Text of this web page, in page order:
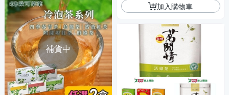
補貨中
加入購物車